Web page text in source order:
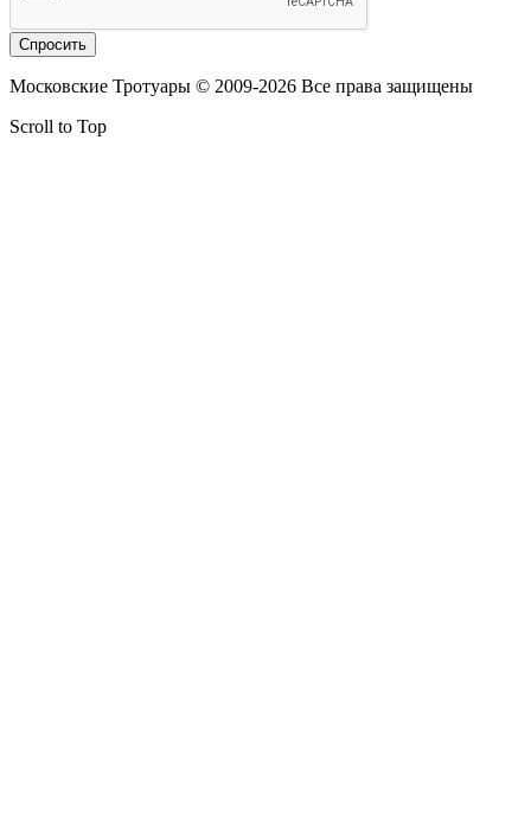
Московские Тротуары © 2009-2026 Все права защищены
Scroll to Top